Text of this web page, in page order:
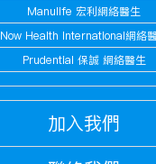
Manulife 宏利網絡醫生
Now Health International網絡
Prudential 保誠 網絡醫生
加入我們